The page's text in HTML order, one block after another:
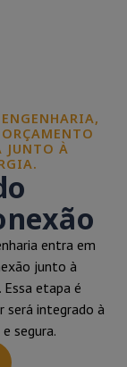
JUNTO À
entra em
junto à
Essa etapa é
será integrado à
segura.